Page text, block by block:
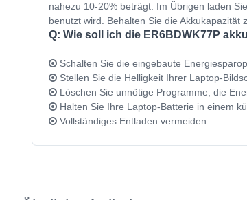
nahezu 10-20% beträgt. Im Übrigen laden
benutzt wird. Behalten Sie die Akkukapazität
Q: Wie soll ich die ER6BDWK77P
Schalten Sie die eingebaute
Stellen Sie die Helligkeit Ihrer Laptop-
Löschen Sie unnötige Programme, die
Halten Sie Ihre Laptop-Batterie in einem
Vollständiges Entladen vermeiden.